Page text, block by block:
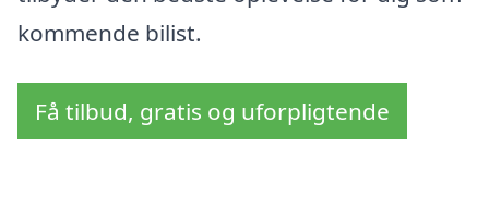
kommende bilist.
Få tilbud, gratis og uforpligtende